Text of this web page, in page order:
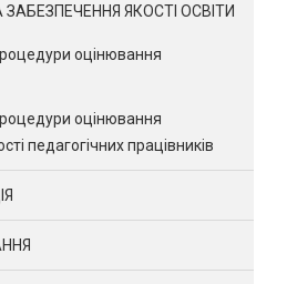
ЯКОСТІ ОСВІТИ
оцінювання
оцінювання
педагогічних працівників